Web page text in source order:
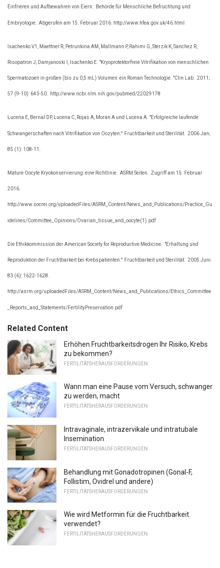
Einfrieren und Aufbewahren von Eiern. Behörde für Menschliche Befruchtung und
Embryologie. Abgerufen am 15. Februar 2016. http://www.hfea.gov.uk/46.html
Isachenko V1, Maettner R, Petrunkina AM, Mallmann P, Rahimi G, Sterzik K, Sanchez R,
Risopatron J, Damjanoski I, Isachenko E. "Kryoprotektorfreie Vitrifikation von menschlichen
Spermatozoen in großen (bis zu 0,5 mL) Volumen: ein Roman Technologie. "Clin Lab. 2011;
57 (9-10): 643-50. http://www.ncbi.nlm.nih.gov/pubmed/22029178
Lucena E, Bernal DP, Lucena C, Rojas A, Moran A und Lucena A. "Erfolgreiche laufende
Schwangerschaften nach Vitrifikation von Oozyten." Fruchtbarkeit und Sterilität. 2006 Jan;
85 (1): 108-11.
Mature Oocyte Kryokonservierung: eine Richtlinie. ASRM Seiten. Zugriff am 15. Februar
2016.
http://www.socrei.org/uploadedFiles/ASRM_Content/News_and_Publications/Practice_Gu
idelines/Committee_Opinions/Ovarian_tissue_and_oocyte(1).pdf
Die Ethikkommission der American Society for Reproductive Medicine. "Erhaltung und
Reproduktion der Fruchtbarkeit bei Krebspatienten." Fruchtbarkeit und Sterilität. 2005 Juni.
83 (6): 1622-1628.
http://asrm.org/uploadedFiles/ASRM_Content/News_and_Publications/Ethics_Committee
_Reports_and_Statements/FertilityPreservation.pdf
Related Content
Erhöhen Fruchtbarkeitsdrogen Ihr Risiko, Krebs
zu bekommen?
FERTILITÄTSHERAUSFORDERUNGEN
Wann man eine Pause vom Versuch, schwanger
zu werden, macht
FERTILITÄTSHERAUSFORDERUNGEN
Intravaginale, intrazervikale und intratubale
Insemination
FERTILITÄTSHERAUSFORDERUNGEN
Behandlung mit Gonadotropinen (Gonal-F,
Follistim, Ovidrel und andere)
FERTILITÄTSHERAUSFORDERUNGEN
Wie wird Metformin für die Fruchtbarkeit
verwendet?
FERTILITÄTSHERAUSFORDERUNGEN